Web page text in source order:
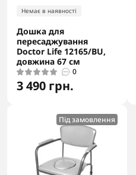
Немає в наявності
Дошка для
пересаджування
Doctor Life 12165/BU,
довжина 67 см
0
3 490 грн.
Під замовлення